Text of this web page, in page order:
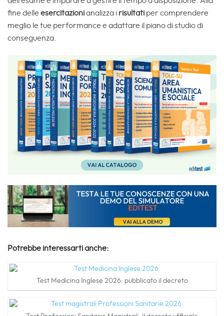
fine delle esercitazionianalizza i risultati per comprendere
meglio le tue performance e adattare il piano di studio di
conseguenza.
Potrebbe interessarti anche:
Test Medicina Inglese 2026: pubblicato il decreto